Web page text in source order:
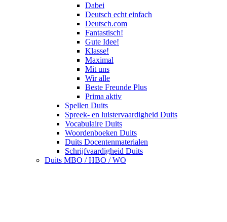
Dabei
Deutsch echt einfach
Deutsch.com
Fantastisch!
Gute Idee!
Klasse!
Maximal
Mit uns
Wir alle
Beste Freunde Plus
Prima aktiv
Spellen Duits
Spreek- en luistervaardigheid Duits
Vocabulaire Duits
Woordenboeken Duits
Duits Docentenmaterialen
Schrijfvaardigheid Duits
Duits MBO / HBO / WO